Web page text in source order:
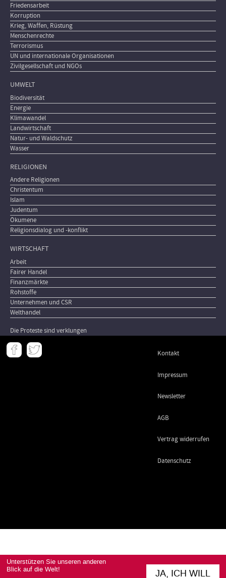
Unterstützen Sie unseren anderen
Blick auf die Welt!
JA, ICH WILL
Friedensarbeit
Korruption
Krieg, Waffen, Rüstung
Menschenrechte
Terrorismus
UN und internationale Organisationen
Zivilgesellschaft und NGOs
UMWELT
Biodiversität
Energie
Klimawandel
Landwirtschaft
Natur- und Waldschutz
Wasser
RELIGIONEN
Andere Religionen
Christentum
Islam
Judentum
Ökumene
Religionsdialog und -konflikt
WIRTSCHAFT
Arbeit
Fairer Handel
Finanzmärkte
Rohstoffe
Unternehmen und CSR
Welthandel
Die Proteste sind verklungen
Meta
- Kontakt
Impressum
Newsletter
AGB
Vertrag widerrufen
Datenschutz